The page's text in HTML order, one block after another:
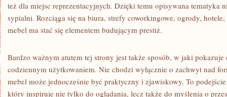
też dla miejsc reprezentacyjnych. Dzięki temu opisywana tematyka
sypialni. Rozciąga się na biura, strefy coworkingowe, ogrody,
mebel ma stać się elementem budującym prestiż.
Bardzo ważnym atutem tej strony jest także sposób, w jaki
codziennym użytkowaniem. Nie chodzi wyłącznie o zachwyt nad
mebel może jednocześnie być praktyczny i zjawiskowy. To
który inspiruje nie tylko do oglądania, lecz także do myślenia o